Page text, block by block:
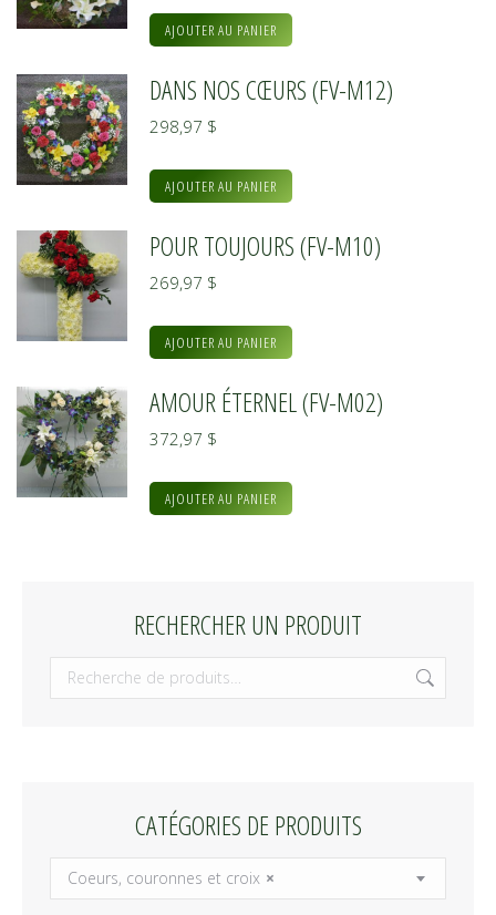
AJOUTER AU PANIER
DANS NOS CŒURS (FV-M12)
298,97 $
AJOUTER AU PANIER
POUR TOUJOURS (FV-M10)
269,97 $
AJOUTER AU PANIER
AMOUR ÉTERNEL (FV-M02)
372,97 $
AJOUTER AU PANIER
RECHERCHER UN PRODUIT
CATÉGORIES DE PRODUITS
×
Coeurs, couronnes et croix